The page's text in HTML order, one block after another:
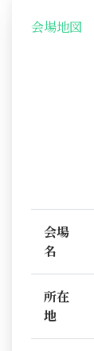
会場地図
会場
名
所在
地